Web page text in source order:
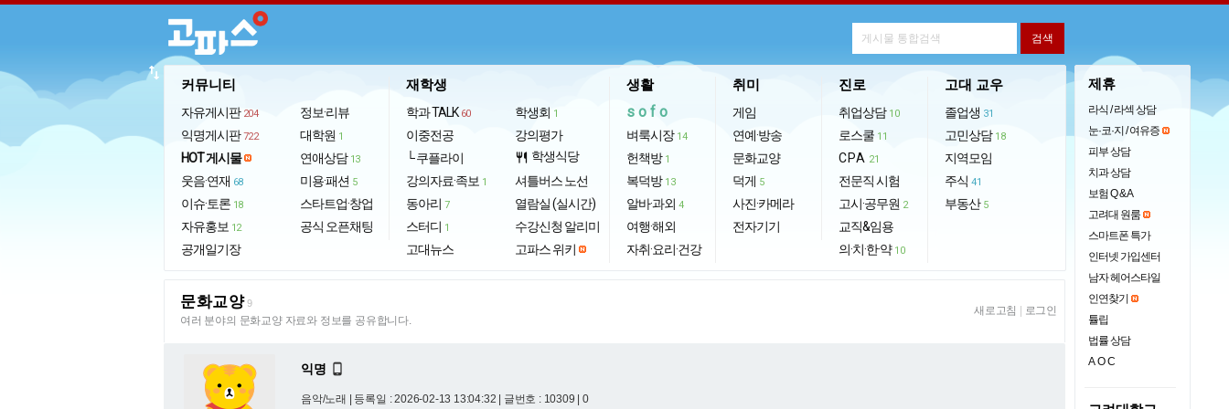
커뮤니티
자유게시판 204
익명게시판 722
HOT 게시물
웃음·연재 68
이슈·토론 18
자유홍보 12
공개일기장
정보·리뷰
대학원 1
연애상담 13
미용·패션 5
스타트업·창업
공식 오픈채팅
재학생
학과 TALK 60
이중전공
└ 쿠플라이
강의자료·족보 1
동아리 7
스터디 1
고대뉴스
학생회 1
강의평가
restaurant 학생식당
셔틀버스 노선
열람실 (실시간)
수강신청 알리미
고파스 위키
생활
sofo
벼룩시장 14
헌책방 1
복덕방 13
알바·과외 4
여행·해외
자취·요리·건강
취미
게임
연예·방송
문화교양
덕게 5
사진·카메라
전자기기
진로
취업상담 10
로스쿨 11
CPA 21
전문직 시험
고시·공무원 2
교직&임용
의·치·한·약 10
고대 교우
졸업생 31
고민상담 18
지역모임
주식 41
부동산 5
import_export
문화교양 9
여러 분야의 문화교양 자료와 정보를 공유합니다.
새로고침 로그인
익명 
음악/노래 | 등록일 : 2026-02-13 13:04:32 | 글번호 : 10309 | 0
제휴
라식 / 라섹 상담
눈·코·지 / 여유증
피부 상담
치과 상담
보험 Q & A
고려대 원룸
스마트폰 특가
인터넷 가입센터
남자 헤어스타일
인연찾기
튤립
법률 상담
AOC